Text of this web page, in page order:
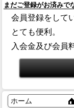
まだご登録がお済みで
会員登録をして
とても便利。
入会金及び会員
ホーム